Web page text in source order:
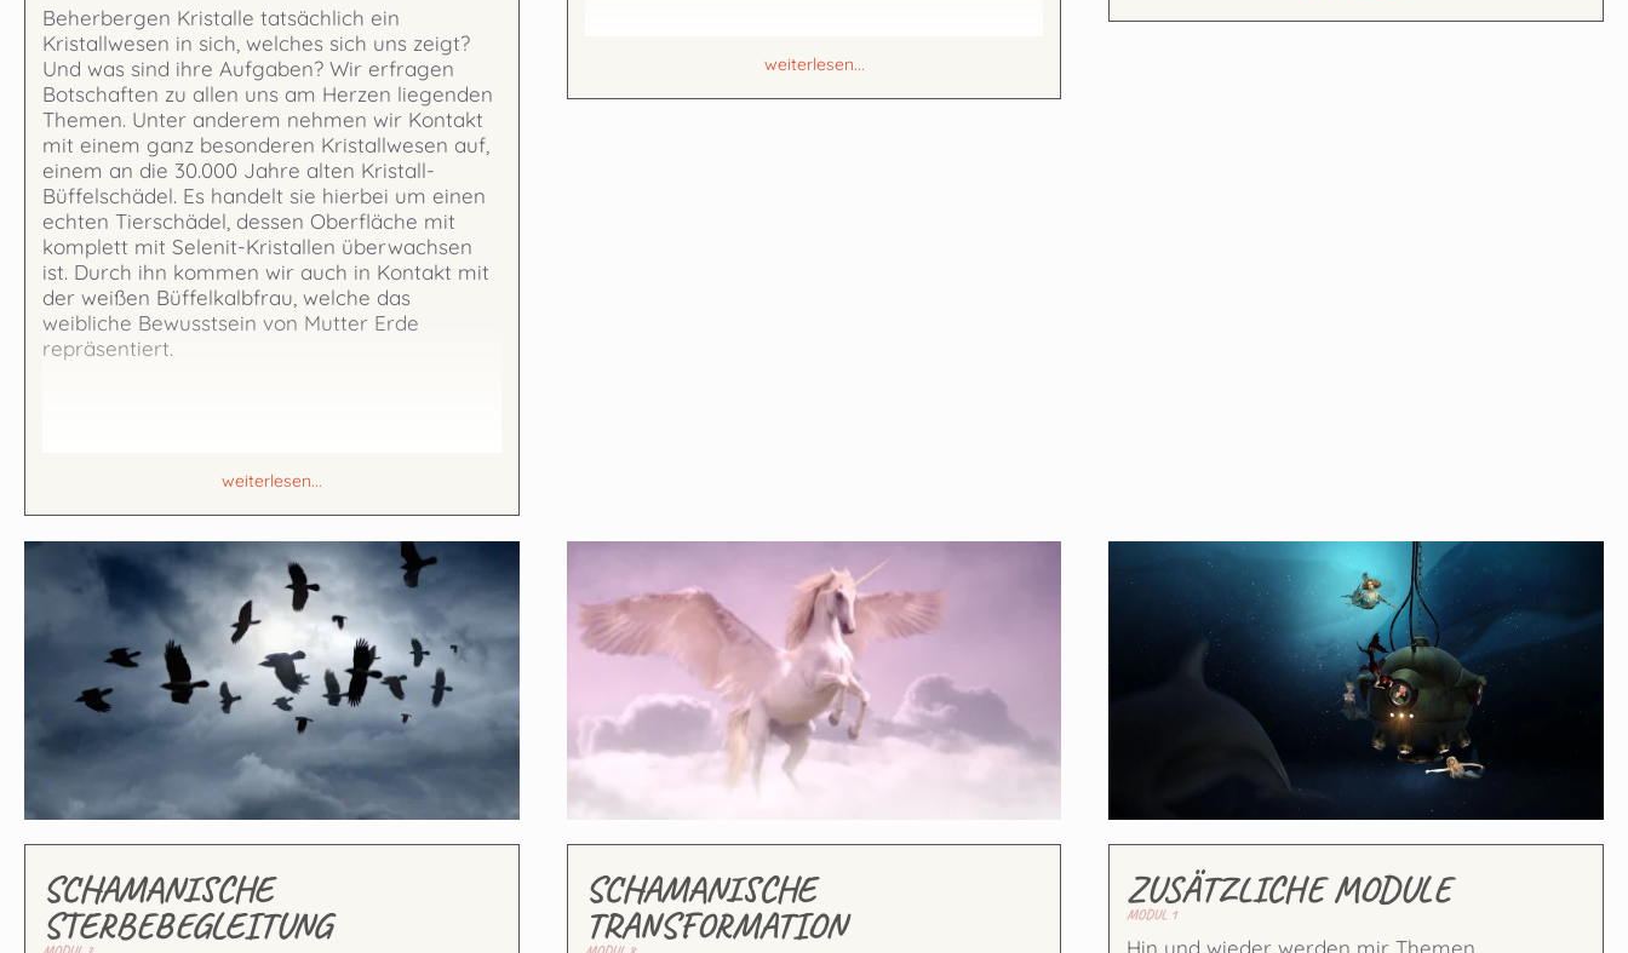
Beherbergen Kristalle tatsächlich ein
Kristallwesen in sich, welches sich uns zeigt?
Und was sind ihre Aufgaben? Wir erfragen
Botschaften zu allen uns am Herzen liegenden
Themen. Unter anderem nehmen wir Kontakt
mit einem ganz besonderen Kristallwesen auf,
einem an die 30.000 Jahre alten Kristall-
Büffelschädel. Es handelt sie hierbei um einen
echten Tierschädel, dessen Oberfläche mit
komplett mit Selenit-Kristallen überwachsen
ist. Durch ihn kommen wir auch in Kontakt mit
der weißen Büffelkalbfrau, welche das
weibliche Bewusstsein von Mutter Erde
repräsentiert.
weiterlesen...
weiterlesen...
SCHAMANISCHE
STERBEBEGLEITUNG
SCHAMANISCHE
TRANSFORMATION
ZUSÄTZLICHE MODULE
MODUL 1
Hin und wieder werden mir Themen